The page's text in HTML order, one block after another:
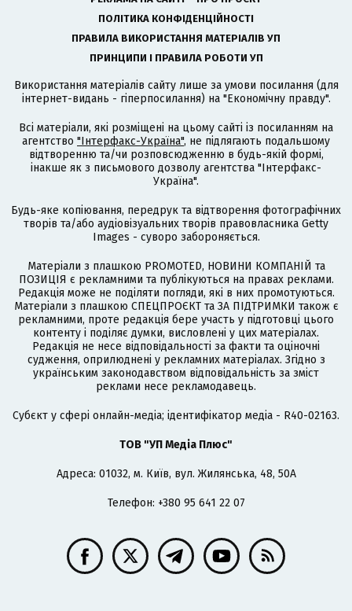
ПОЛІТИКА КОНФІДЕНЦІЙНОСТІ
ПРАВИЛА ВИКОРИСТАННЯ МАТЕРІАЛІВ УП
ПРИНЦИПИ І ПРАВИЛА РОБОТИ УП
Використання матеріалів сайту лише за умови посилання (для
інтернет-видань - гіперпосилання) на "Економічну правду".
Всі матеріали, які розміщені на цьому сайті із посиланням на
агентство "Інтерфакс-Україна", не підлягають подальшому
відтворенню та/чи розповсюдженню в будь-якій формі,
інакше як з письмового дозволу агентства "Інтерфакс-
Україна".
Будь-яке копіювання, передрук та відтворення фотографічних
творів та/або аудіовізуальних творів правовласника Getty
Images - суворо забороняється.
Матеріали з плашкою PROMOTED, НОВИНИ КОМПАНІЙ та
ПОЗИЦІЯ є рекламними та публікуються на правах реклами.
Редакція може не поділяти погляди, які в них промотуються.
Матеріали з плашкою СПЕЦПРОЄКТ та ЗА ПІДТРИМКИ також є
рекламними, проте редакція бере участь у підготовці цього
контенту і поділяє думки, висловлені у цих матеріалах.
Редакція не несе відповідальності за факти та оціночні
судження, оприлюднені у рекламних матеріалах. Згідно з
українським законодавством відповідальність за зміст
реклами несе рекламодавець.
Cубєкт у сфері онлайн-медіа; ідентифікатор медіа - R40-02163.
ТОВ "УП Медіа Плюс"
Адреса: 01032, м. Київ, вул. Жилянська, 48, 50А
Телефон: +380 95 641 22 07